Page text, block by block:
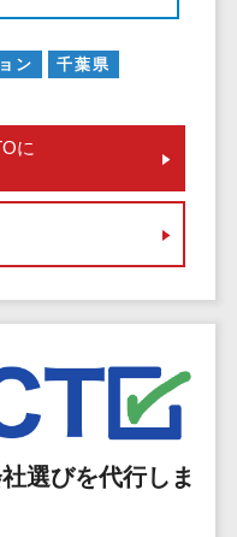
>
>
ール（iPaaS）>
ビス>
ーシング>
ル対策>
ンテスト>
ービ
行
ー
ー
ル
ン
千葉県
に
選びを代行しま